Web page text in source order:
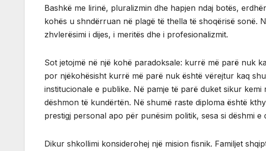
Bashkë me lirinë, pluralizmin dhe hapjen ndaj botës,
kohës u shndërruan në plagë të thella të shoqërisë sonë.
zhvlerësimi i dijes, i meritës dhe i profesionalizmit.
Sot jetojmë në një kohë paradoksale: kurrë më parë nuk
por njëkohësisht kurrë më parë nuk është vërejtur kaq
institucionale e publike. Në pamje të parë duket sikur
dëshmon të kundërtën. Në shumë raste diploma është
prestigj personal apo për punësim politik, sesa si dëshmi e
Dikur shkollimi konsiderohej një mision fisnik. Familjet